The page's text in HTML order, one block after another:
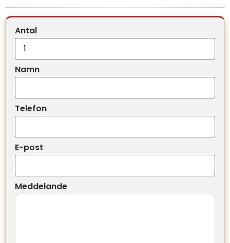
Antal
Namn
Telefon
E-post
Meddelande